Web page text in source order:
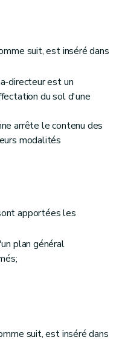
suit, est inséré dans
directeur est un
du sol d'une
arrête le contenu des
modalités
apportées les
plan général
suit, est inséré dans